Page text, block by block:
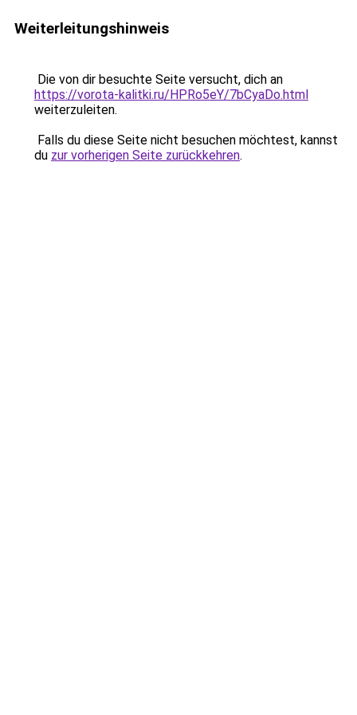
Weiterleitungshinweis
Die von dir besuchte Seite versucht, dich an
https://vorota-kalitki.ru/HPRo5eY/7bCyaDo.html
weiterzuleiten.
Falls du diese Seite nicht besuchen möchtest, kannst
du zur vorherigen Seite zurückkehren.